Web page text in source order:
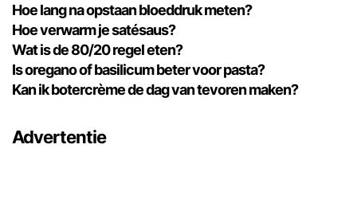
Hoe lang na opstaan bloeddruk meten?
Hoe verwarm je satésaus?
Wat is de 80/20 regel eten?
Is oregano of basilicum beter voor pasta?
Kan ik botercrème de dag van tevoren maken?
Advertentie